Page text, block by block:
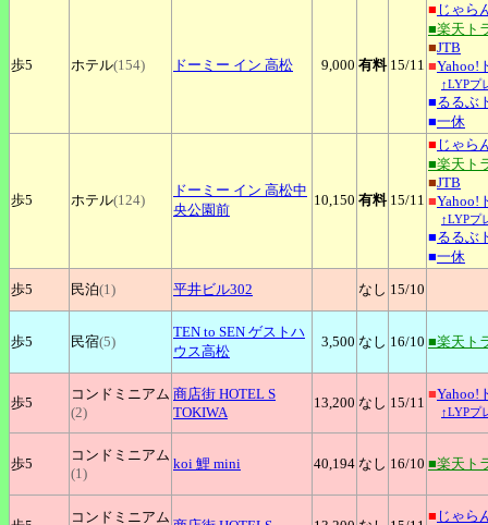
歩5 ホテル(154) ドーミー イン 高松 9,000 有料 15/11
■ じゃら
■楽天ト
■JTB
■Yahoo!
↑LYPプ
■るるぶ
■一休
歩5 ホテル(124)
ドーミー イン 高松中
央公園前
10,150 有料 15/11
■ じゃら
■楽天ト
■JTB
■Yahoo!
↑LYPプ
■るるぶ
■一休
歩5
民泊(1) 平井ビル302 なし 15/10
歩5 民宿(5)
TEN to SEN ゲストハ
ウス高松
3,500 なし 16/10 ■楽天ト
歩5
コンドミニアム
(2)
商店街 HOTEL S
TOKIWA
13,200 なし 15/11
■Yahoo!
↑LYPプ
歩5
コンドミニアム
(1)
koi 鯉 mini 40,194 なし 16/10 ■楽天ト
コンドミニアム ■ じゃら